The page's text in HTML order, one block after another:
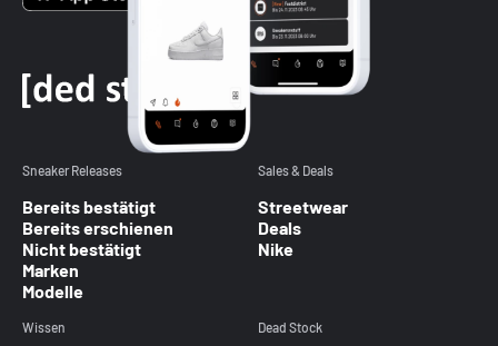
Sneaker Releases
Bereits bestätigt
Bereits erschienen
Nicht bestätigt
Marken
Modelle
Sales & Deals
Streetwear
Deals
Nike
Wissen Dead Stock